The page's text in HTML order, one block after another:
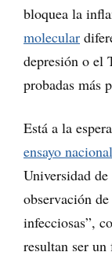
bloquea la
molecular
depresión o el
probadas más
Está a la
ensayo nacional
Universidad
observación
infecciosas”,
resultan ser un